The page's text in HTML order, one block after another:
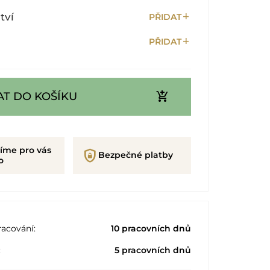
PŘIDATadd
PŘIDATadd
DO KOŠÍKU add_shopping_cart
pro vás
shield_lock Bezpečné platby
10 pracovních dnů
5 pracovních dnů